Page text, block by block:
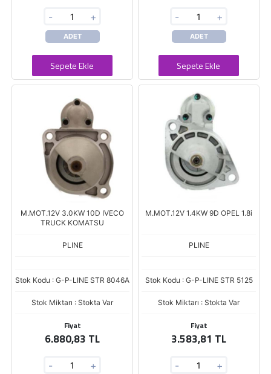
- +
ADET
Sepete Ekle
- +
ADET
Sepete Ekle
M.MOT.12V 3.0KW 10D IVECO
TRUCK KOMATSU
PLINE
Stok Kodu : G-P-LINE STR 8046A
Stok Miktarı : Stokta Var
Fiyat
6.880,83 TL
- +
M.MOT.12V 1.4KW 9D OPEL 1.8i
PLINE
Stok Kodu : G-P-LINE STR 5125
Stok Miktarı : Stokta Var
Fiyat
3.583,81 TL
- +